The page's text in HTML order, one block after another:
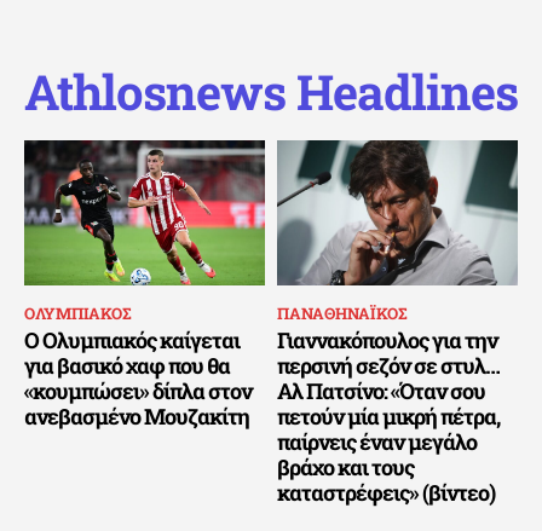
Athlosnews Headlines
ΟΛΥΜΠΙΑΚΟΣ
Ο Ολυμπιακός καίγεται
για βασικό χαφ που θα
«κουμπώσει» δίπλα στον
ανεβασμένο Μουζακίτη
ΠΑΝΑΘΗΝΑΪΚΟΣ
Γιαννακόπουλος για την
περσινή σεζόν σε στυλ…
Αλ Πατσίνο: «Όταν σου
πετούν μία μικρή πέτρα,
παίρνεις έναν μεγάλο
βράχο και τους
καταστρέφεις» (βίντεο)